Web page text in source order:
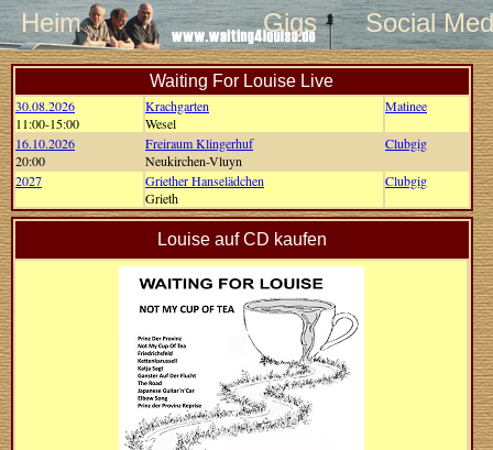
Heim Gigs Social
Waiting For Louise Live
30.08.2026
11:00-15:00
Krachgarten
Wesel
Matinee
16.10.2026
20:00
Freiraum Klingerhuf
Neukirchen-Vluyn
Clubgig
2027
Griether Hanselädchen
Grieth
Clubgig
Louise auf CD kaufen